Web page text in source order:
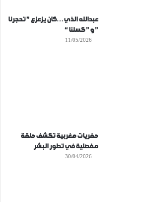
عبدالله الذي…كان يزعزع ” تحجرنا
” و ” كسلنا “
11/05/2026
حفريات مغربية تكشف حلقة
مفصلية في تطور البشر
30/04/2026